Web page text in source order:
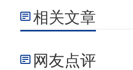
相关文章
网友点评